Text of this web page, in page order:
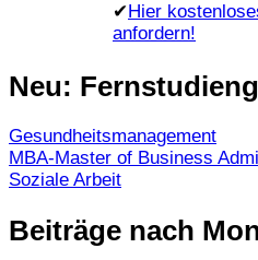
✔ Hier
anfordern!
Neu:
Gesundheitsmanagement
MBA-Master of Business
Soziale Arbeit
Beiträge nach